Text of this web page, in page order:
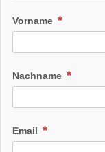
Vorname
Nachname
Email